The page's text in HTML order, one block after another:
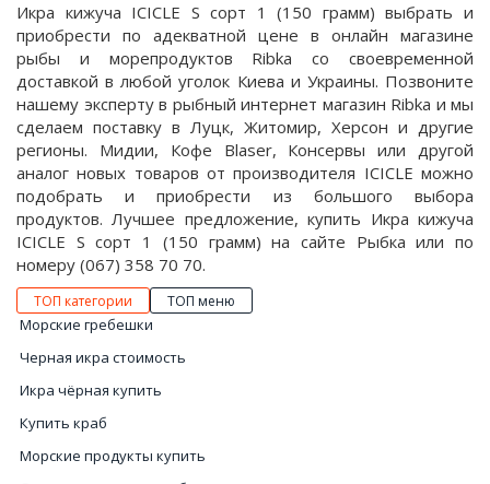
Икра кижуча ICICLE S сорт 1 (150 грамм) выбрать и
приобрести по адекватной цене в онлайн магазине
рыбы и морепродуктов Ribka со своевременной
доставкой в любой уголок Киева и Украины. Позвоните
нашему эксперту в рыбный интернет магазин Ribka и мы
сделаем поставку в Луцк, Житомир, Херсон и другие
регионы. Мидии, Кофе Blaser, Консервы или другой
аналог новых товаров от производителя ICICLE можно
подобрать и приобрести из большого выбора
продуктов. Лучшее предложение, купить Икра кижуча
ICICLE S сорт 1 (150 грамм) на сайте Рыбка или по
номеру (067) 358 70 70.
ТОП категории ТОП меню
Морские гребешки
Черная икра стоимость
Икра чёрная купить
Купить краб
Морские продукты купить